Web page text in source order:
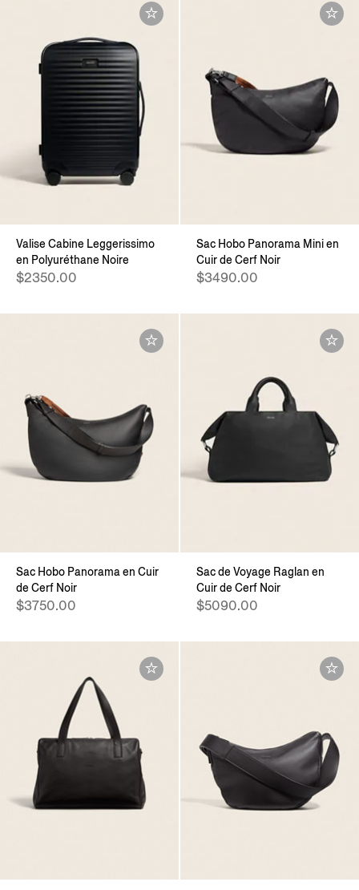
Valise Cabine Leggerissimo
en Polyuréthane Noire
$2350.00
Sac Hobo Panorama Mini en
Cuir de Cerf Noir
$3490.00
Sac Hobo Panorama en Cuir
de Cerf Noir
$3750.00
Sac de Voyage Raglan en
Cuir de Cerf Noir
$5090.00